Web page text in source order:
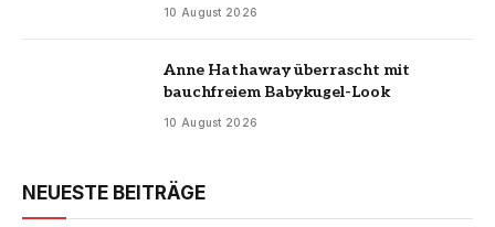
10 August 2026
Anne Hathaway überrascht mit
bauchfreiem Babykugel-Look
10 August 2026
NEUESTE BEITRÄGE